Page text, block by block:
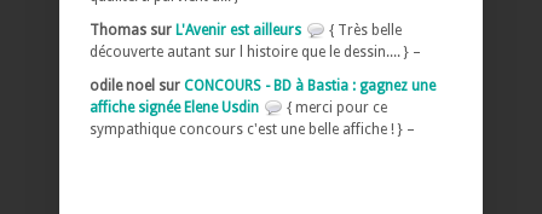
Thomas sur L'Avenir est ailleurs
{ Très belle
découverte autant sur l histoire que le dessin.... } –
odile noel sur CONCOURS - BD à Bastia : gagnez une
affiche signée Elene Usdin
{ merci pour ce
sympathique concours c'est une belle affiche ! } –